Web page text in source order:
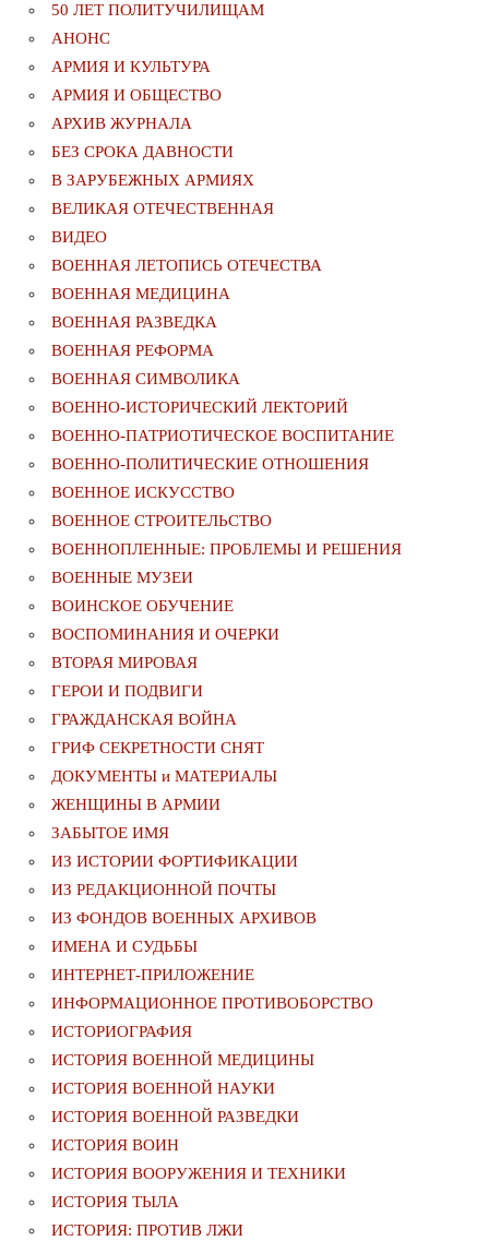
50 ЛЕТ ПОЛИТУЧИЛИЩАМ
АНОНС
АРМИЯ И КУЛЬТУРА
АРМИЯ И ОБЩЕСТВО
АРХИВ ЖУРНАЛА
БЕЗ СРОКА ДАВНОСТИ
В ЗАРУБЕЖНЫХ АРМИЯХ
ВЕЛИКАЯ ОТЕЧЕСТВЕННАЯ
ВИДЕО
ВОЕННАЯ ЛЕТОПИСЬ ОТЕЧЕСТВА
ВОЕННАЯ МЕДИЦИНА
ВОЕННАЯ РАЗВЕДКА
ВОЕННАЯ РЕФОРМА
ВОЕННАЯ СИМВОЛИКА
ВОЕННО-ИСТОРИЧЕСКИЙ ЛЕКТОРИЙ
ВОЕННО-ПАТРИОТИЧЕСКОЕ ВОСПИТАНИЕ
ВОЕННО-ПОЛИТИЧЕСКИE ОТНОШЕНИЯ
ВОЕННОЕ ИСКУССТВО
ВОЕННОЕ СТРОИТЕЛЬСТВО
ВОЕННОПЛЕННЫЕ: ПРОБЛЕМЫ И РЕШЕНИЯ
ВОЕННЫЕ МУЗЕИ
ВОИНСКОЕ ОБУЧЕНИЕ
ВОСПОМИНАНИЯ И ОЧЕРКИ
ВТОРАЯ МИРОВАЯ
ГЕРОИ И ПОДВИГИ
ГРАЖДАНСКАЯ ВОЙНА
ГРИФ СЕКРЕТНОСТИ СНЯТ
ДОКУМЕНТЫ и МАТЕРИАЛЫ
ЖЕНЩИНЫ В АРМИИ
ЗАБЫТОЕ ИМЯ
ИЗ ИСТОРИИ ФОРТИФИКАЦИИ
ИЗ РЕДАКЦИОННОЙ ПОЧТЫ
ИЗ ФОНДОВ ВОЕННЫХ АРХИВОВ
ИМЕНА И СУДЬБЫ
ИНТЕРНЕТ-ПРИЛОЖЕНИЕ
ИНФОРМАЦИОННОЕ ПРОТИВОБОРСТВО
ИСТОРИОГРАФИЯ
ИСТОРИЯ ВОЕННОЙ МЕДИЦИНЫ
ИСТОРИЯ ВОЕННОЙ НАУКИ
ИСТОРИЯ ВОЕННОЙ РАЗВЕДКИ
ИСТОРИЯ ВОИН
ИСТОРИЯ ВООРУЖЕНИЯ И ТЕХНИКИ
ИСТОРИЯ ТЫЛА
ИСТОРИЯ: ПРОТИВ ЛЖИ